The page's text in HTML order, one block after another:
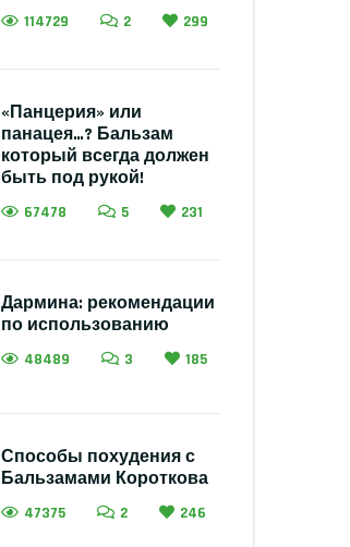
114729 2 299
«Панцерия» или
панацея…? Бальзам
который всегда должен
быть под рукой!
67478 5 231
Дармина: рекомендации
по использованию
48489 3 185
Способы похудения с
Бальзамами Короткова
47375 2 246